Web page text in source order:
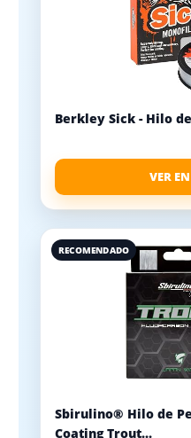
Berkley Sick - Hilo
VER
RECOMENDADO
Sbirulino® Hilo de
Coating Trout...